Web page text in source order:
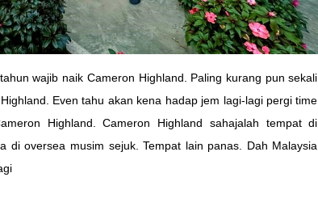
wajib naik Cameron Highland. Paling kurang pun sekali
Even tahu akan kena hadap jem lagi-lagi pergi time
Highland. Cameron Highland sahajalah tempat di
di oversea musim sejuk. Tempat lain panas. Dah Malaysia